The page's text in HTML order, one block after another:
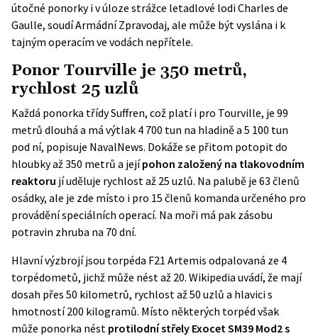
útočné ponorky i v úloze strážce letadlové lodi Charles de
Gaulle, soudí Armádní Zpravodaj, ale může být vyslána i k
tajným operacím ve vodách nepřítele.
Ponor Tourville je 350 metrů,
rychlost 25 uzlů
Každá ponorka třídy Suffren, což platí i pro Tourville, je 99
metrů dlouhá a má výtlak 4 700 tun na hladině a 5 100 tun
pod ní, popisuje NavalNews. Dokáže se přitom potopit do
hloubky až 350 metrů a jejípohon založený na tlakovodním
reaktoru jí uděluje rychlost až 25 uzlů. Na palubě je 63 členů
osádky, ale je zde místo i pro 15 členů komanda určeného pro
provádění speciálních operací. Na moři má pak zásobu
potravin zhruba na 70 dní.
Hlavní výzbrojí jsou torpéda F21 Artemis odpalovaná ze 4
torpédometů, jichž může nést až 20. Wikipedia uvádí, že mají
dosah přes 50 kilometrů, rychlost až 50 uzlů a hlavici s
hmotností 200 kilogramů. Místo některých torpéd však
může ponorka nést protilodní střely Exocet SM39 Mod2 s